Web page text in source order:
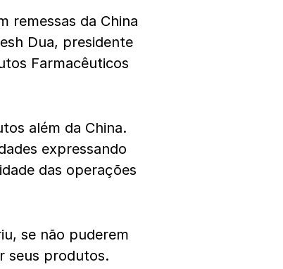
remessas da China
Dua, presidente
Farmacêuticos
além da China.
expressando
das operações
se não puderem
seus produtos.